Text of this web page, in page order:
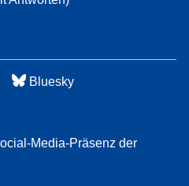
Bluesky
Media-Präsenz der